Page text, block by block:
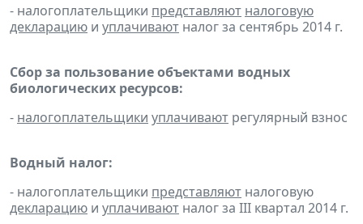
- налогоплательщики представляют налоговую
декларацию и уплачивают налог за сентябрь 2014 г.
Сбор за пользование объектами водных
биологических ресурсов:
- налогоплательщики уплачивают регулярный взнос
Водный налог:
- налогоплательщики представляют налоговую
декларацию и уплачивают налог за III квартал 2014 г.